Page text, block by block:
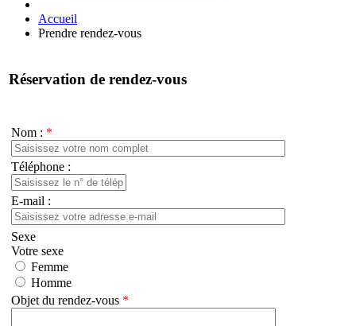
Accueil
Prendre rendez-vous
Réservation de rendez-vous
Nom : *
Téléphone :
E-mail :
Sexe
Votre sexe
Femme
Homme
Objet du rendez-vous *